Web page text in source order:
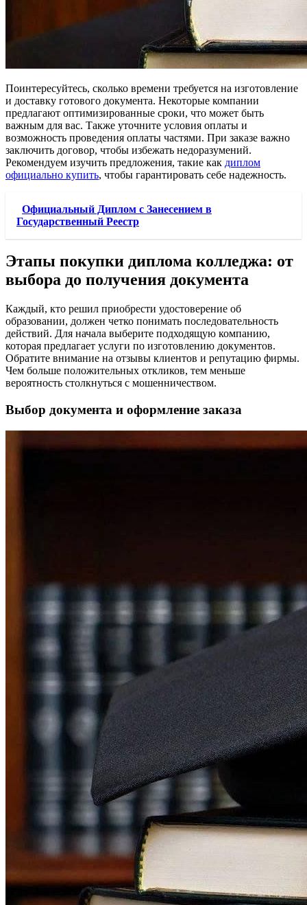
Поинтересуйтесь, сколько времени требуется на изготовление
и доставку готового документа. Некоторые компании
предлагают оптимизированные сроки, что может быть
важным для вас. Также уточните условия оплаты и
возможность проведения оплаты частями. При заказе важно
заключить договор, чтобы избежать недоразумений.
Рекомендуем изучить предложения, такие как диплом
официально купить, чтобы гарантировать себе надежность.
Официальный Диплом с Занесением в
Государственный Реестр
Этапы покупки диплома колледжа: от
выбора до получения документа
Каждый, кто решил приобрести удостоверение об
образовании, должен четко понимать последовательность
действий. Для начала выберите подходящую компанию,
которая предлагает услуги по изготовлению документов.
Обратите внимание на отзывы клиентов и репутацию фирмы.
Чем больше положительных откликов, тем меньше
вероятность столкнуться с мошенничеством.
Выбор документа и оформление заказа